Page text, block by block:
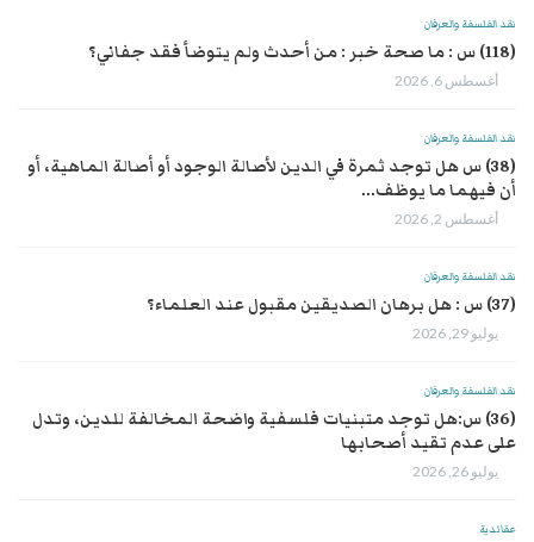
نقد الفلسفة والعرفان
(118) س : ما صحة خبر : من أحدث ولم يتوضأ فقد جفاني؟
أغسطس 6, 2026
نقد الفلسفة والعرفان
(38) س هل توجد ثمرة في الدين لأصالة الوجود أو أصالة الماهية، أو
أن فيهما ما يوظف...
أغسطس 2, 2026
نقد الفلسفة والعرفان
(37) س : هل برهان الصديقين مقبول عند العلماء؟
يوليو 29, 2026
نقد الفلسفة والعرفان
(36) س:هل توجد متبنيات فلسفية واضحة المخالفة للدين، وتدل
على عدم تقيد أصحابها
يوليو 26, 2026
عقائدية